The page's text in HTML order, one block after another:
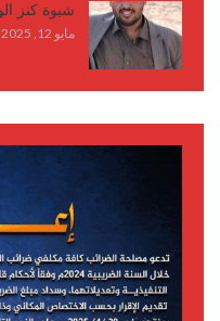
شبوة كنز
مايو 12, 2025